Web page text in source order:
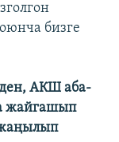
бизге
АКШ аба-
жайгашып